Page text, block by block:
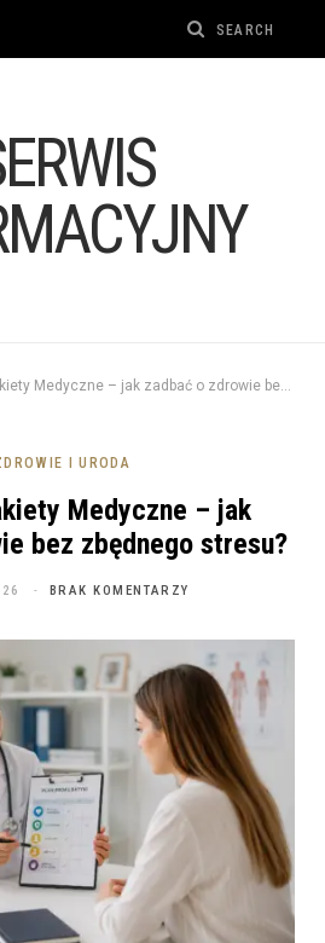
Prywatne Pakiety Medyczne – jak zadbać o zdrowie bez zbędnego stresu?
I URODA
Medyczne – jak
bez zbędnego stresu?
BRAK KOMENTARZY